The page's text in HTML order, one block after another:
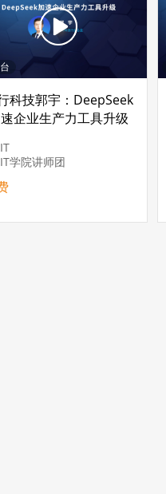
科技郭宇：DeepSeek
企业生产力工具升级
学院讲师团